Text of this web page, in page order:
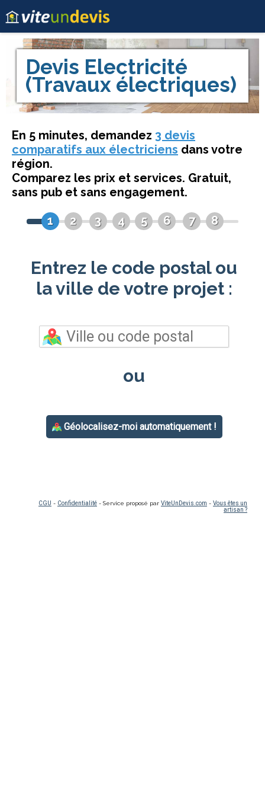
Devis Electricité
(Travaux électriques)
En 5 minutes, demandez 3 devis
comparatifs aux électriciens dans votre
région.
Comparez les prix et services. Gratuit,
sans pub et sans engagement.
1
2 3 4 5 6 7 8
Entrez le code postal ou
la ville de votre projet :
ou
Géolocalisez-moi automatiquement !
CGU - Confidentialité - Service proposé par ViteUnDevis.com - Vous êtes un
artisan ?